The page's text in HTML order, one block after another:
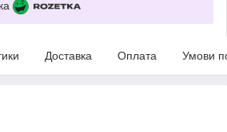
Доставка Оплата Умови